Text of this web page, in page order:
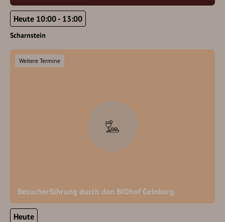
Heute 10:00 - 13:00
Scharnstein
Besucherführung durch den BIOhof Geinberg
Weitere Termine
Heute